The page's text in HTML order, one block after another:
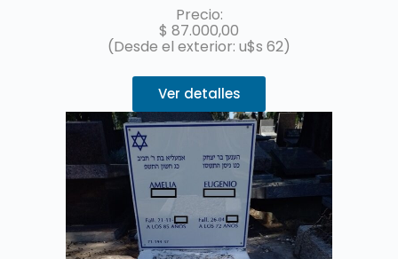
sepultura). Se enviará una foto una vez finalizado el trabajo. Hasta 3
cuotas sin interés con MercadoPago.
Precio:
$ 87.000,00
(Desde el exterior: u$s 62)
Ver detalles